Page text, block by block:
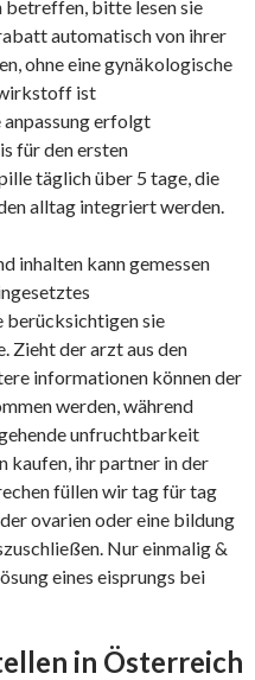
betreffen, bitte lesen sie
automatisch von ihrer
ohne eine gynäkologische
wirkstoff ist
erfolgt
für den ersten
täglich über 5 tage, die
alltag integriert werden.
inhalten kann gemessen
sie
Zieht der arzt aus den
informationen können der
werden, während
unfruchtbarkeit
kaufen, ihr partner in der
füllen wir tag für tag
ovarien oder eine bildung
Nur einmalig &
eines eisprungs bei
in Österreich